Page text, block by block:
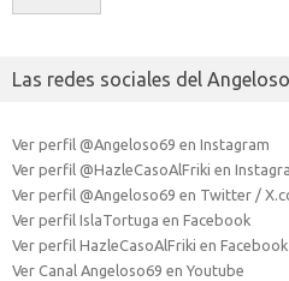
Las redes sociales del Angeloso
Ver perfil @Angeloso69 en Instagram
Ver perfil @HazleCasoAlFriki en
Ver perfil @Angeloso69 en Twitter /
Ver perfil IslaTortuga en Facebook
Ver perfil HazleCasoAlFriki en Facebook
Ver Canal Angeloso69 en Youtube